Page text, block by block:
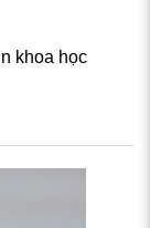
khoa học